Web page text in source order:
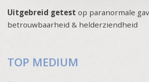
Uitgebreid getest op paranormale
betrouwbaarheid & helderziendheid
TOP MEDIUM